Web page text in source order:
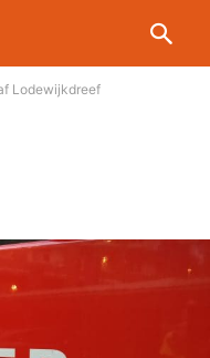
Lodewijkdreef